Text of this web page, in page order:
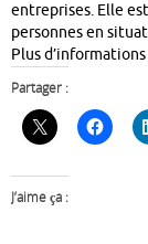
entreprises. Elle
personnes en
Plus
Partager :
J’aime ça :